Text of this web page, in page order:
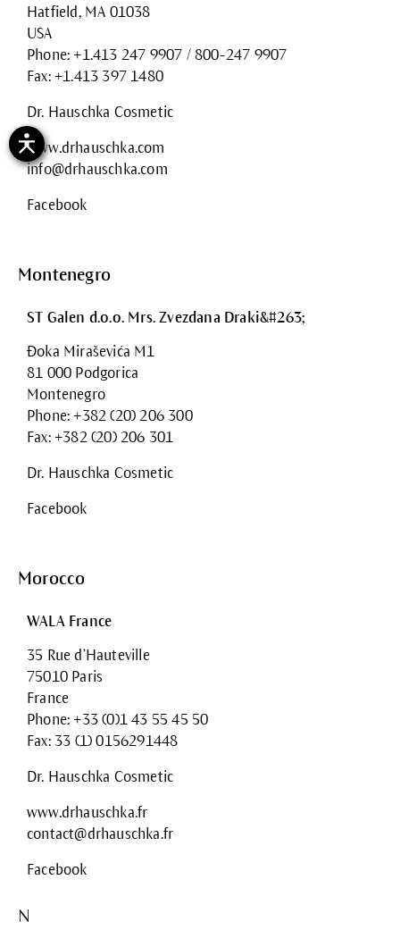
Hatfield, MA 01038
USA
Phone: +1.413 247 9907 / 800-247 9907
Fax: +1.413 397 1480
Dr. Hauschka Cosmetic
www.drhauschka.com
info@drhauschka.com
Facebook
Montenegro
ST Galen d.o.o. Mrs. Zvezdana Draki&#263;
Đoka Miraševića M1
81 000 Podgorica
Montenegro
Phone: +382 (20) 206 300
Fax: +382 (20) 206 301
Dr. Hauschka Cosmetic
Facebook
Morocco
WALA France
35 Rue d’Hauteville
75010 Paris
France
Phone: +33 (0)1 43 55 45 50
Fax: 33 (1) 0156291448
Dr. Hauschka Cosmetic
www.drhauschka.fr
contact@drhauschka.fr
Facebook
N